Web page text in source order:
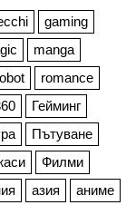
gaming
manga
romance
Гейминг
Пътуване
Филми
азия аниме